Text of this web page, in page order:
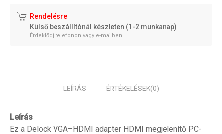
Rendelésre
Külső beszállítónál készleten (1-2 munkanap)
Érdeklődj telefonon vagy e-mailben!
LEÍRÁS ÉRTÉKELÉSEK(0)
Leírás
Ez a Delock VGA–HDMI adapter HDMI megjelenítő PC-